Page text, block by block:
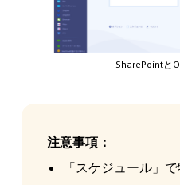
SharePointと
注意事項：
「スケジュール」